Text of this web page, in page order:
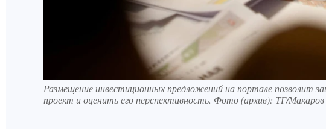
Размещение инвестиционных предложений на портале позволит
проект и оценить его перспективность. Фото (архив): ТГ/Макаров